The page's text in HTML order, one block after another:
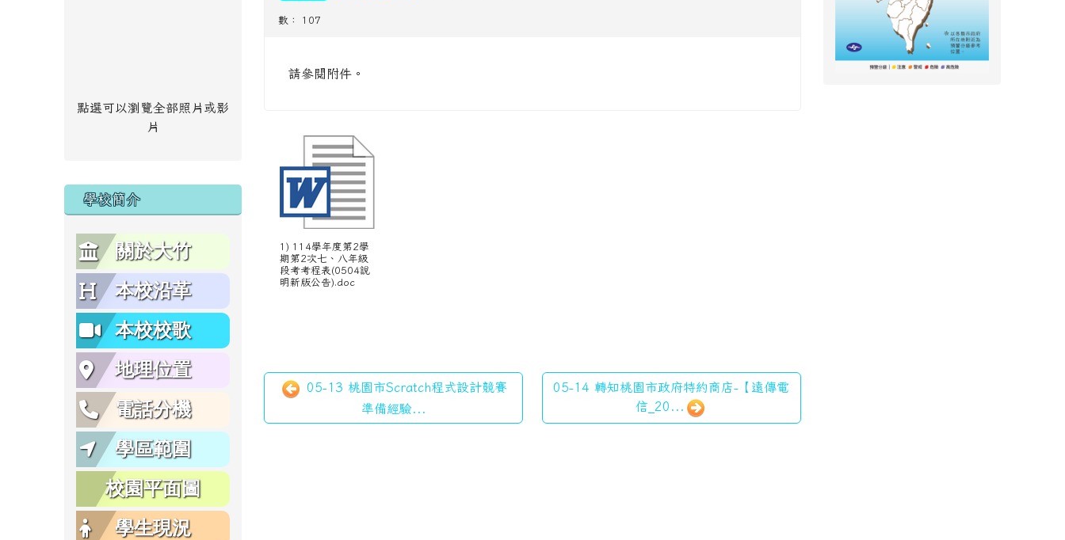
點選可以瀏覽全部照片或影
片
學校簡介
關於大竹
本校沿革
本校校歌
地理位置
電話分機
學區範圍
校園平面圖
學生現況
數： 107
請參閱附件。
1) 114學年度第2學
期第2次七、八年級
段考考程表(0504說
明新版公告).doc
05-13 桃園市Scratch程式設計競賽
準備經驗...
05-14 轉知桃園市政府特約商店-【遠傳電
信_20...